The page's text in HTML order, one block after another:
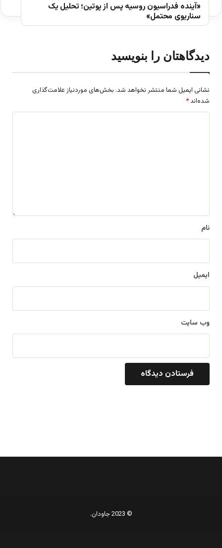
«آینده فدراسیون روسیه پس از پوتین؛ تحلیل یک
سناریوی محتمل»
دیدگاهتان را بنویسید
نشانی ایمیل شما منتشر نخواهد شد. بخش‌های موردنیاز علامت‌گذاری
شده‌اند *
نام
ایمیل
وب‌ سایت
© 2023 جاودان.